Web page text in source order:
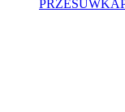
PRZESUWKA